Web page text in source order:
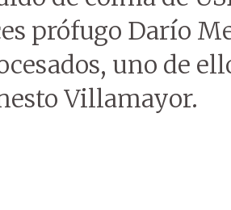
prófugo Darío
uno de
Villamayor.